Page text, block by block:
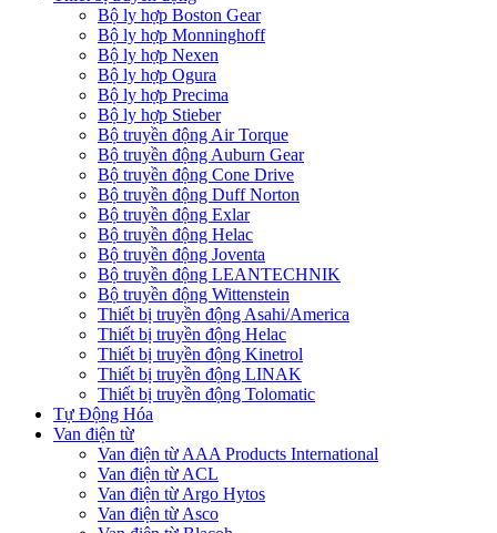
Bộ ly hợp Boston Gear
Bộ ly hợp Monninghoff
Bộ ly hợp Nexen
Bộ ly hợp Ogura
Bộ ly hợp Precima
Bộ ly hợp Stieber
Bộ truyền động Air Torque
Bộ truyền động Auburn Gear
Bộ truyền động Cone Drive
Bộ truyền động Duff Norton
Bộ truyền động Exlar
Bộ truyền động Helac
Bộ truyền động Joventa
Bộ truyền động LEANTECHNIK
Bộ truyền động Wittenstein
Thiết bị truyền động Asahi/America
Thiết bị truyền động Helac
Thiết bị truyền động Kinetrol
Thiết bị truyền động LINAK
Thiết bị truyền động Tolomatic
Tự Động Hóa
Van điện từ
Van điện từ AAA Products International
Van điện từ ACL
Van điện từ Argo Hytos
Van điện từ Asco